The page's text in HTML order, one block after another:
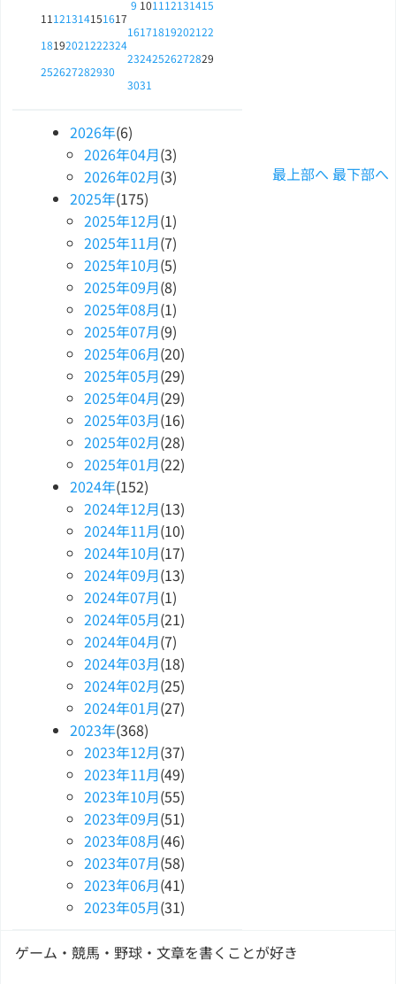
11 121314151617
18192021222324
252627282930
9 101112131415
16171819202122
23242526272829
3031
2026年(6)
2026年04月(3)
2026年02月(3)
2025年(175)
2025年12月(1)
2025年11月(7)
2025年10月(5)
2025年09月(8)
2025年08月(1)
2025年07月(9)
2025年06月(20)
2025年05月(29)
2025年04月(29)
2025年03月(16)
2025年02月(28)
2025年01月(22)
2024年(152)
2024年12月(13)
2024年11月(10)
2024年10月(17)
2024年09月(13)
2024年07月(1)
2024年05月(21)
2024年04月(7)
2024年03月(18)
2024年02月(25)
2024年01月(27)
2023年(368)
2023年12月(37)
2023年11月(49)
2023年10月(55)
2023年09月(51)
2023年08月(46)
2023年07月(58)
2023年06月(41)
2023年05月(31)
ゲーム・競馬・野球・文章を書くことが好き
最上部へ 最下部へ